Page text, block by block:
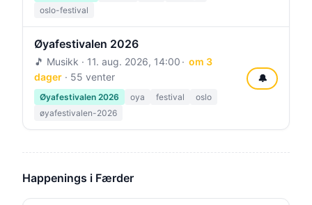
oslo-festival
Øyafestivalen 2026
🎵 Musikk · 11. aug. 2026, 14:00
om 3
dager · 55 venter
Øyafestivalen 2026 oya festival
oslo
øyafestivalen-2026
🔔
Happenings i Færder